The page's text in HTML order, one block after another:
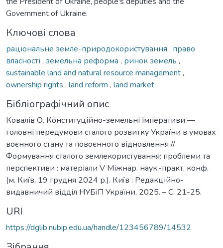
Government of Ukraine.
Ключові слова
раціональне земле-природокористування , право
власності , земельна реформа , ринок земель ,
sustainable land and natural resource management,
ownership rights , land reform , land market
Бібліографічний опис
Ковалів О. Конституційно-земельні імперативи —
головні передумови сталого розвитку України в умовах
воєнного стану та повоєнного відновлення //
Формування сталого землекористування: проблеми та
перспективи : матеріали V Міжнар. наук.-практ. конф.
(м. Київ, 19 грудня 2024 р.). Київ : Редакційно-
видавничий відділ НУБіП України, 2025. – С. 21-25.
URI
https://dglib.nubip.edu.ua/handle/123456789/14532